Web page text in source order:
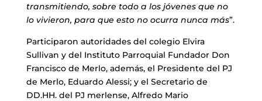
transmitiendo, sobre todo a los jóvenes que no
lo vivieron, para que esto no ocurra nunca más”.
Participaron autoridades del colegio Elvira
Sullivan y del Instituto Parroquial Fundador Don
Francisco de Merlo, además, el Presidente del PJ
de Merlo, Eduardo Alessi; y el Secretario de
DD.HH. del PJ merlense, Alfredo Mario